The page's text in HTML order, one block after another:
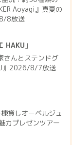
Aoyagi』真夏の
8放送
HAKU」
さんとステンドグ
』2026/8/7放送
貸しオーベルジュ
力プレゼンツアー